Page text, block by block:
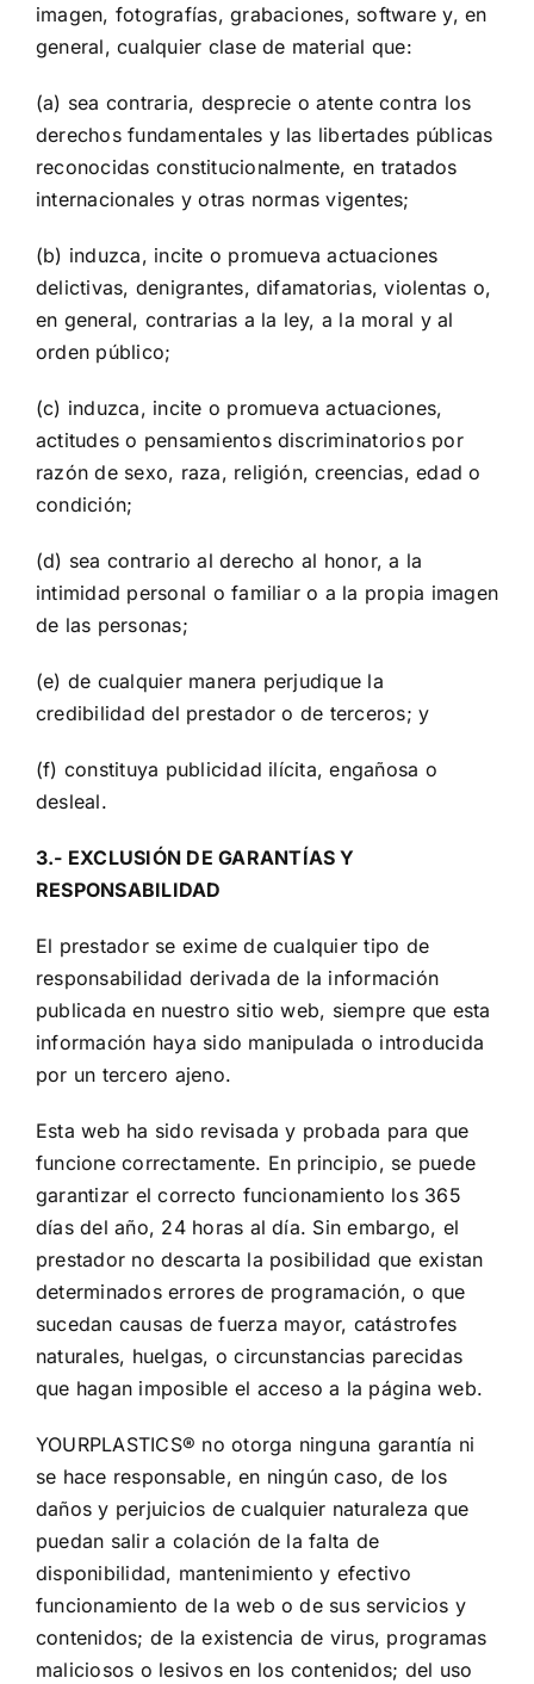
imagen, fotografías, grabaciones, software y, en
general, cualquier clase de material que:
(a) sea contraria, desprecie o atente contra los
derechos fundamentales y las libertades públicas
reconocidas constitucionalmente, en tratados
internacionales y otras normas vigentes;
(b) induzca, incite o promueva actuaciones
delictivas, denigrantes, difamatorias, violentas o,
en general, contrarias a la ley, a la moral y al
orden público;
(c) induzca, incite o promueva actuaciones,
actitudes o pensamientos discriminatorios por
razón de sexo, raza, religión, creencias, edad o
condición;
(d) sea contrario al derecho al honor, a la
intimidad personal o familiar o a la propia imagen
de las personas;
(e) de cualquier manera perjudique la
credibilidad del prestador o de terceros; y
(f) constituya publicidad ilícita, engañosa o
desleal.
3.- EXCLUSIÓN DE GARANTÍAS Y
RESPONSABILIDAD
El prestador se exime de cualquier tipo de
responsabilidad derivada de la información
publicada en nuestro sitio web, siempre que esta
información haya sido manipulada o introducida
por un tercero ajeno.
Esta web ha sido revisada y probada para que
funcione correctamente. En principio, se puede
garantizar el correcto funcionamiento los 365
días del año, 24 horas al día. Sin embargo, el
prestador no descarta la posibilidad que existan
determinados errores de programación, o que
sucedan causas de fuerza mayor, catástrofes
naturales, huelgas, o circunstancias parecidas
que hagan imposible el acceso a la página web.
YOURPLASTICS® no otorga ninguna garantía ni
se hace responsable, en ningún caso, de los
daños y perjuicios de cualquier naturaleza que
puedan salir a colación de la falta de
disponibilidad, mantenimiento y efectivo
funcionamiento de la web o de sus servicios y
contenidos; de la existencia de virus, programas
maliciosos o lesivos en los contenidos; del uso